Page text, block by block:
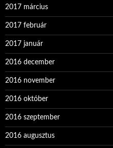
2017 március
2017 február
2017 január
2016 december
2016 november
2016 október
2016 szeptember
2016 augusztus